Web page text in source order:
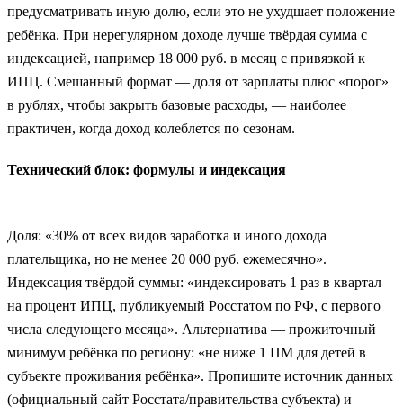
предусматривать иную долю, если это не ухудшает положение
ребёнка. При нерегулярном доходе лучше твёрдая сумма с
индексацией, например 18 000 руб. в месяц с привязкой к
ИПЦ. Смешанный формат — доля от зарплаты плюс «порог»
в рублях, чтобы закрыть базовые расходы, — наиболее
практичен, когда доход колеблется по сезонам.
Технический блок: формулы и индексация
Доля: «30% от всех видов заработка и иного дохода
плательщика, но не менее 20 000 руб. ежемесячно».
Индексация твёрдой суммы: «индексировать 1 раз в квартал
на процент ИПЦ, публикуемый Росстатом по РФ, с первого
числа следующего месяца». Альтернатива — прожиточный
минимум ребёнка по региону: «не ниже 1 ПМ для детей в
субъекте проживания ребёнка». Пропишите источник данных
(официальный сайт Росстата/правительства субъекта) и